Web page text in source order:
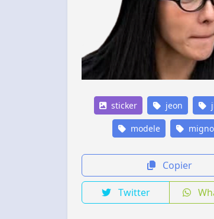
sticker jeon
modele
Copier
Twitter